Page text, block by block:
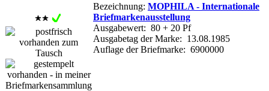
Bezeichnung: MOPHILA - Internationale
Briefmarkenausstellung
Ausgabewert: 80 + 20 Pf
Ausgabetag der Marke: 13.08.1985
Auflage der Briefmarke: 6900000